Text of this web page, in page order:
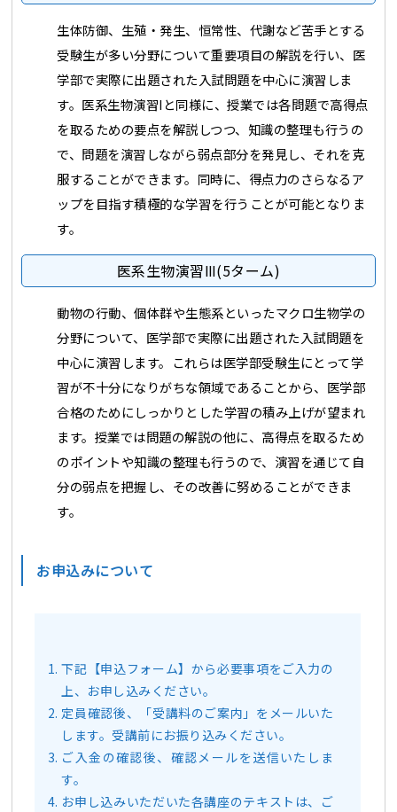
生体防御、生殖・発生、恒常性、代謝など苦手とする
受験生が多い分野について重要項目の解説を行い、医
学部で実際に出題された入試問題を中心に演習しま
す。医系生物演習Ⅰと同様に、授業では各問題で高得点
を取るための要点を解説しつつ、知識の整理も行うの
で、問題を演習しながら弱点部分を発見し、それを克
服することができます。同時に、得点力のさらなるア
ップを目指す積極的な学習を行うことが可能となりま
す。
医系生物演習Ⅲ(5ターム)
動物の行動、個体群や生態系といったマクロ生物学の
分野について、医学部で実際に出題された入試問題を
中心に演習します。これらは医学部受験生にとって学
習が不十分になりがちな領域であることから、医学部
合格のためにしっかりとした学習の積み上げが望まれ
ます。授業では問題の解説の他に、高得点を取るため
のポイントや知識の整理も行うので、演習を通じて自
分の弱点を把握し、その改善に努めることができま
す。
お申込みについて
下記【申込フォーム】から必要事項をご入力の
上、お申し込みください。
定員確認後、「受講料のご案内」をメールいた
します。受講前にお振り込みください。
ご入金の確認後、確認メールを送信いたしま
す。
お申し込みいただいた各講座のテキストは、ご